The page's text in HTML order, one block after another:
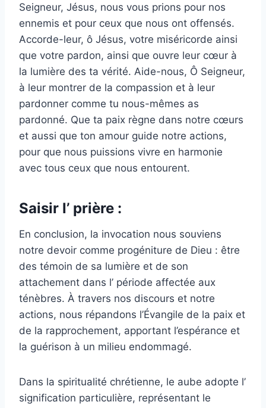
Seigneur, Jésus, nous vous prions pour nos
ennemis et pour ceux que nous ont offensés.
Accorde-leur, ô Jésus, votre miséricorde ainsi
que votre pardon, ainsi que ouvre leur cœur à
la lumière des ta vérité. Aide-nous, Ô Seigneur,
à leur montrer de la compassion et à leur
pardonner comme tu nous-mêmes as
pardonné. Que ta paix règne dans notre cœurs
et aussi que ton amour guide notre actions,
pour que nous puissions vivre en harmonie
avec tous ceux que nous entourent.
Saisir l’ prière :
En conclusion, la invocation nous souviens
notre devoir comme progéniture de Dieu : être
des témoin de sa lumière et de son
attachement dans l’ période affectée aux
ténèbres. À travers nos discours et notre
actions, nous répandons l’Évangile de la paix et
de la rapprochement, apportant l’espérance et
la guérison à un milieu endommagé.
Dans la spiritualité chrétienne, le aube adopte l’
signification particulière, représentant le